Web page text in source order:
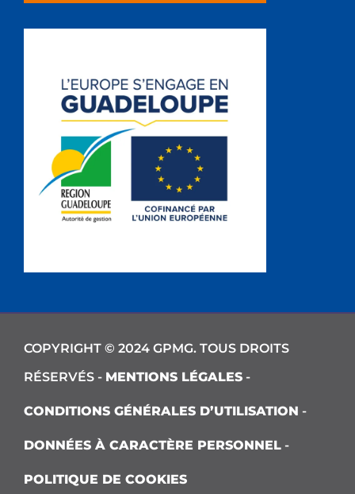
COPYRIGHT © 2024 GPMG. TOUS DROITS
RÉSERVÉS - MENTIONS LÉGALES -
CONDITIONS GÉNÉRALES D’UTILISATION -
DONNÉES À CARACTÈRE PERSONNEL -
POLITIQUE DE COOKIES